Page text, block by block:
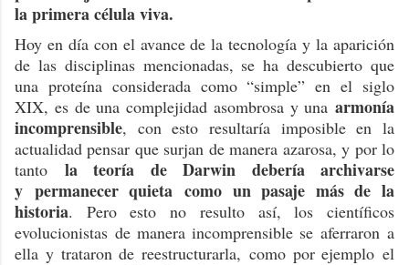
la primera célula viva.
Hoy en día con el avance de la tecnología y la aparición
de las disciplinas mencionadas, se ha descubierto que
una proteína considerada como “simple” en el siglo
XIX, es de una complejidad asombrosa y una armonía
incomprensible, con esto resultaría imposible en la
actualidad pensar que surjan de manera azarosa, y por lo
tanto la teoría de Darwin debería archivarse
y permanecer quieta como un pasaje más de la
historia. Pero esto no resulto así, los científicos
evolucionistas de manera incomprensible se aferraron a
ella y trataron de reestructurarla, como por ejemplo el